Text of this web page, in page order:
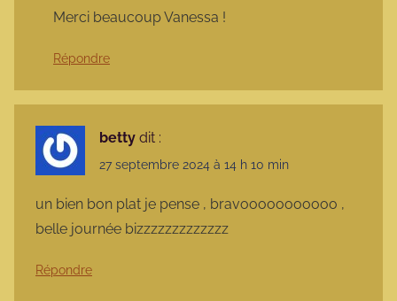
Merci beaucoup Vanessa !
Répondre
betty dit :
27 septembre 2024 à 14 h 10 min
un bien bon plat je pense , bravooooooooooo ,
belle journée bizzzzzzzzzzzzz
Répondre